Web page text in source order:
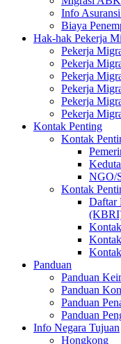
Info
Biaya
Hak-hak Pekerja
Pekerja
Pekerja
Pekerja
Pekerja
Pekerja
Pekerja
Kontak Penting
Kontak
NGO/
Kontak
Daftar
Panduan
Panduan
Panduan
Panduan
Panduan
Info Negara Tujuan
Hongkong